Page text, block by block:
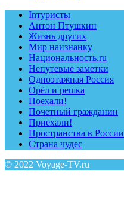
Inтуристы
Антон Птушкин
Жизнь других
Мир наизнанку
Национальность.ru
Непутевые заметки
Одноэтажная Россия
Орёл и решка
Поехали!
Почетный гражданин
Приехали!
Пространства в России
Страна чудес
© 2022 Voyage-TV.ru